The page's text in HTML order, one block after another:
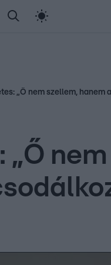
Most Wanted
„Ő nem szellem, hanem
„Ő